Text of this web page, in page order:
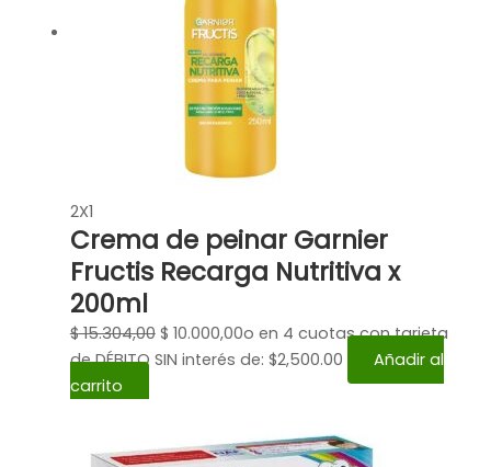
2X1
Crema de peinar Garnier
Fructis Recarga Nutritiva x
200ml
$15.304,00 $ 10.000,00o en 4 cuotas con tarjeta
de DÉBITO SIN interés de: $2,500.00
Añadir al
carrito